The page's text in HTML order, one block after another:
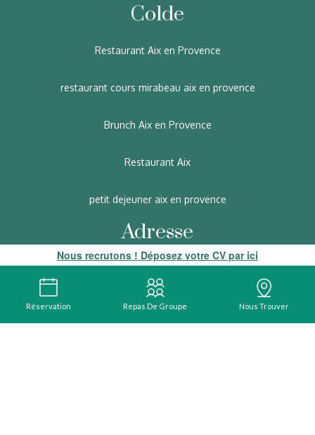
Colde
Restaurant Aix en Provence
restaurant cours mirabeau aix en provence
Brunch Aix en Provence
Restaurant Aix
petit dejeuner aix en provence
Adresse
69 cours mirabeau
Nous recrutons ! Déposez votre CV par ici
Réservation Repas De Groupe Nous Trouver